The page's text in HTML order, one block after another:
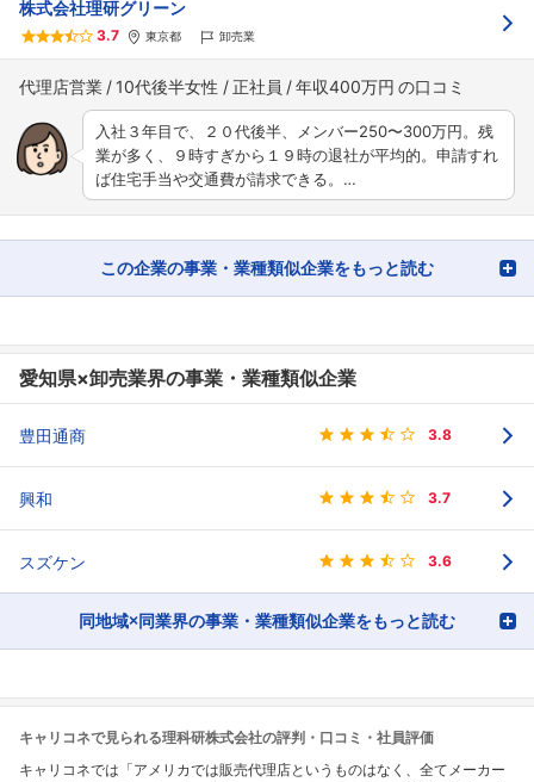
株式会社理研グリーン
3.7 東京都 卸売業
代理店営業 10代後半女性 正社員 年収400万円
入社３年目で、２０代後半、メンバー250〜300万円。残
業が多く、９時すぎから１９時の退社が平均的。申請すれ
ば住宅手当や交通費が請求できる。…
この企業の事業・業種類似企業をもっと読む
愛知県×卸売業界の事業・業種類似企業
豊田通商 3.8
興和 3.7
スズケン 3.6
同地域×同業界の事業・業種類似企業をもっと読む
キャリコネで見られる理科研株式会社の評判・口コミ・社員評価
キャリコネでは「アメリカでは販売代理店というものはなく、全てメーカー